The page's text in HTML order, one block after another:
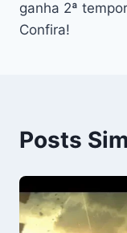
Post
ganha 2ª
Confira!
Posts